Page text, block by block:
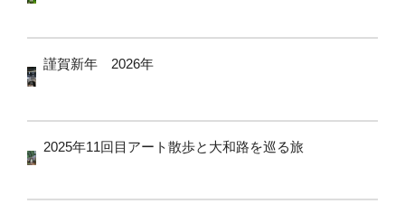
謹賀新年 2026年
2025年11回目アート散歩と大和路を巡る旅